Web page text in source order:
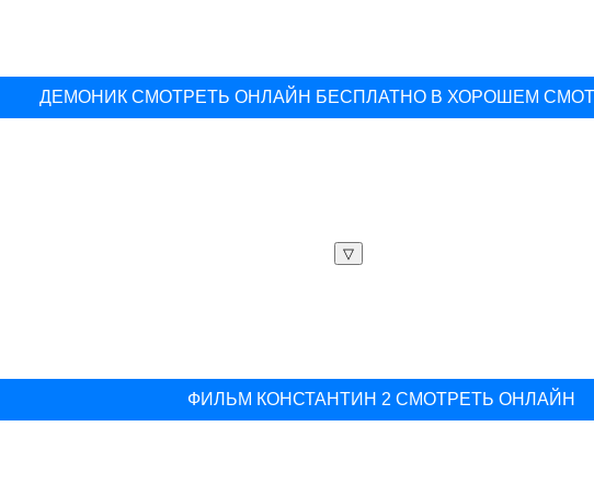
ДЕМОНИК СМОТРЕТЬ ОНЛАЙН БЕСПЛАТНО В ХОРОШЕМ
▽
ФИЛЬМ КОНСТАНТИН 2 СМОТРЕТЬ ОНЛАЙН